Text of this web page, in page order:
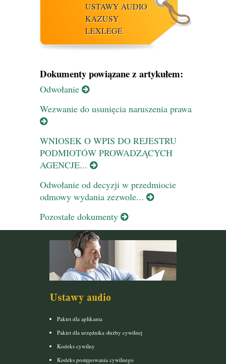
USTAWY AUDIO
KAZUSY
LEXLEGE
Dokumenty powiązane z artykułem:
Odwołanie
Wezwanie do usunięcia naruszenia prawa
WNIOSEK O WPIS DO REJESTRU
PODMIOTÓW PROWADZĄCYCH
AGENCJE...
Odwołanie od decyzji w przedmiocie
odmowy wydania zezwole...
Pozostałe dokumenty
Ustawy audio
Pakiet dla aplikanta
Pakiet dla urzędnika służby cywilnej
Kodeks cywilny
Kodeks postępowania cywilnego